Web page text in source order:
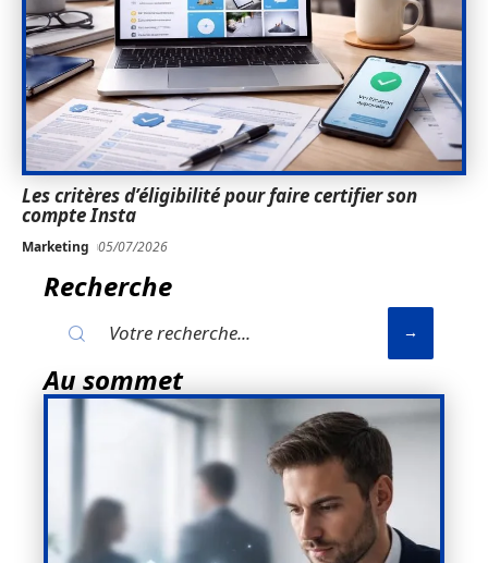
Les critères d’éligibilité pour faire certifier son
compte Insta
Marketing 05/07/2026
Recherche
Au sommet